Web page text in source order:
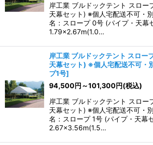
岸工業 ブルドックテント スロー
天幕セット) ※個人宅配送不可・
名：スロープ 0号 (パイプ・天幕
1.79×2.67m(1.0…
岸工業 ブルドックテント スロー
天幕セット) ※個人宅配送不可・
プ1号]
94,500円 ～101,300円(税込)
岸工業 ブルドックテント スロー
天幕セット) ※個人宅配送不可・
名：スロープ 1号 (パイプ・天幕
2.67×3.56m(1.5…